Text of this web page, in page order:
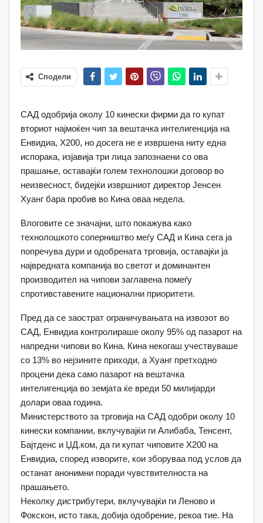
Сподели
САД одобрија околу 10 кинески фирми да го купат
вториот најмоќен чип за вештачка интелигенција на
Енвидиа, Х200, но досега не е извршена ниту една
испорака, изјавија три лица запознаени со ова
прашање, оставајќи голем технолошки договор во
неизвесност, бидејќи извршниот директор Јенсен
Хуанг бара пробив во Кина оваа недела.
Влоговите се значајни, што покажува како
технолошкото соперништво меѓу САД и Кина сега ја
попречува дури и одобрената трговија, оставајќи ја
највредната компанија во светот и доминантен
производител на чипови заглавена помеѓу
спротивставените национални приоритети.
Пред да се заострат ограничувањата на извозот во
САД, Енвидиа контролираше околу 95% од пазарот на
напредни чипови во Кина. Кина некогаш учествуваше
со 13% во нејзините приходи, а Хуанг претходно
процени дека само пазарот на вештачка
интелигенција во земјата ќе вреди 50 милијарди
долари оваа година.
Министерството за трговија на САД одобри околу 10
кинески компании, вклучувајќи ги Алибаба, Тенсент,
Бајтденс и ЏД.ком, да ги купат чиповите Х200 на
Енвидиа, според изворите, кои зборуваа под услов да
останат анонимни поради чувствителноста на
прашањето.
Неколку дистрибутери, вклучувајќи ги Леново и
Фокскон, исто така, добија одобрение, рекоа тие. На